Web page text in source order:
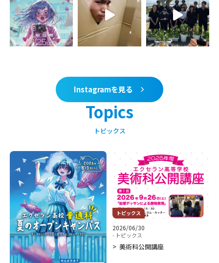
Instagramを見る
Topics
トピックス
トピックス
2026/06/30
- トピックス
美術科公開講座